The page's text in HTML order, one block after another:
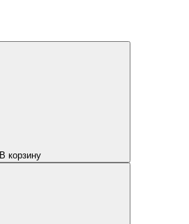
В корзину